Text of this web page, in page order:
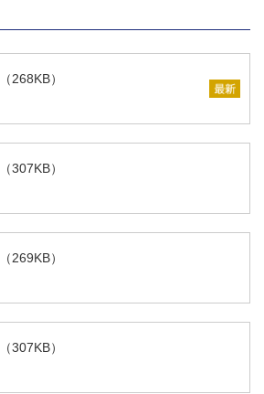
（268KB）
（307KB）
（269KB）
（307KB）